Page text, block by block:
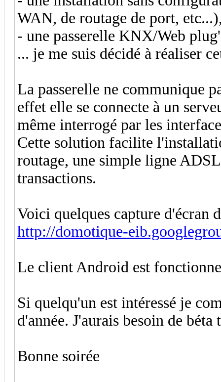
WAN, de routage de port,
- une passerelle KNX/Web
... je me suis décidé à réaliser
La passerelle ne communique
effet elle se connecte à un
même interrogé par les
Cette solution facilite
routage, une simple ligne
transactions.
Voici quelques capture d'écran
http://domotique-
Le client Android est
Si quelqu'un est intéressé je
d'année. J'aurais besoin de béta
Bonne soirée